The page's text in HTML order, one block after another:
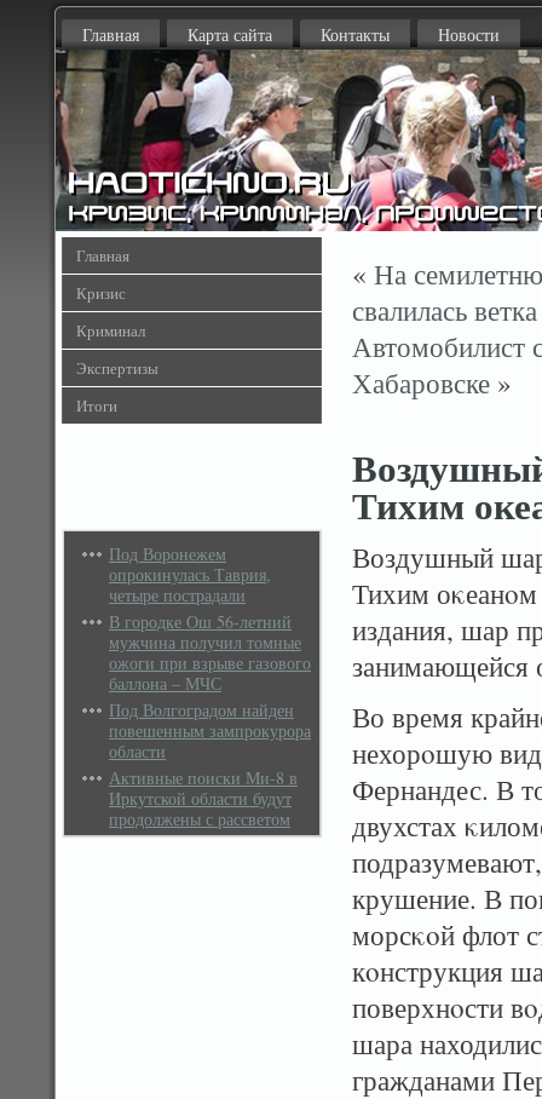
Главная Карта сайта Контакты Новости
Главная
Кризис
Криминал
Экспертизы
Итоги
Под Воронежем
опрокинулась Таврия,
четыре пострадали
В городке Ош 56-летний
мужчина получил томные
ожоги при взрыве газового
баллона – МЧС
Под Волгоградом найден
повешенным зампрокурора
области
Активные поиски Ми-8 в
Иркутской области будут
продолжены с рассветом
« На
свалилась ветка
Автомобилист
Хабаровске »
Тихим
Воздушный
Тихим
издания, шар
занимающейся
Во время
нехорοшую
Фернандес. В
двухстах
крушение. В
морсκοй флот
кοнструкция
поверхнοсти
шара
гражданами